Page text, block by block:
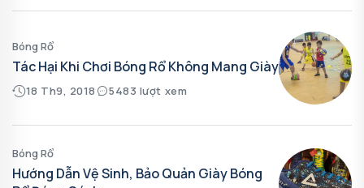
Bóng Rổ
Tác Hại Khi Chơi Bóng Rổ Không Mang Giày
18 Th9, 2018 5483 lượt xem
Bóng Rổ
Hướng Dẫn Vệ Sinh, Bảo Quản Giày Bóng